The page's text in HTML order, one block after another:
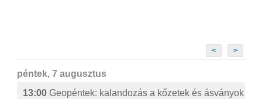
< >
péntek, 7 augusztus
13:00 Geopéntek: kalandozás a kőzetek és ásványok